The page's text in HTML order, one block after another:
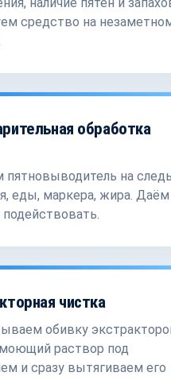
средство на
обработка
пятновыводитель на
еды, маркера, жира. Даём
чистка
обивку
раствор под
и сразу вытягиваем его